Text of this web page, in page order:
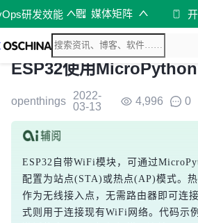
研发效能 媒体矩阵
ESP32使用
openthings
2022-
03-13
4,996 0
ESP32自带WiFi模块，可通过
配置为站点(STA)或热点(AP)模式。
作为无线接入点，无需路由器即可连
式则用于连接现有WiFi网络。代码示